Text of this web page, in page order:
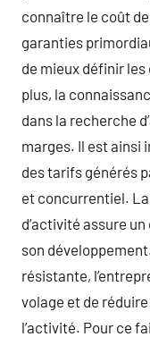
connaître le coût
garanties
de mieux définir
plus, la
dans la recherche
marges. Il est ainsi
des tarifs générés
et concurrentiel.
d’activité assure
son
résistante,
volage et de
l’activité. Pour ce